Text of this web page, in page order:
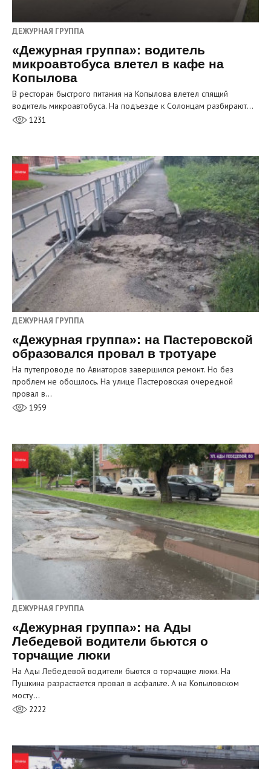
ДЕЖУРНАЯ ГРУППА
«Дежурная группа»: водитель
микроавтобуса влетел в кафе на
Копылова
В ресторан быстрого питания на Копылова влетел спящий
водитель микроавтобуса. На подъезде к Солонцам разбирают…
1231
ДЕЖУРНАЯ ГРУППА
«Дежурная группа»: на Пастеровской
образовался провал в тротуаре
На путепроводе по Авиаторов завершился ремонт. Но без
проблем не обошлось. На улице Пастеровская очередной
провал в…
1959
ДЕЖУРНАЯ ГРУППА
«Дежурная группа»: на Ады
Лебедевой водители бьются о
торчащие люки
На Ады Лебедевой водители бьются о торчащие люки. На
Пушкина разрастается провал в асфальте. А на Копыловском
мосту…
2222